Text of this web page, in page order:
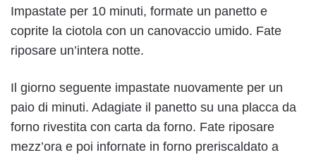
Impastate per 10 minuti, formate un panetto e
coprite la ciotola con un canovaccio umido. Fate
riposare un’intera notte.
Il giorno seguente impastate nuovamente per un
paio di minuti. Adagiate il panetto su una placca da
forno rivestita con carta da forno. Fate riposare
mezz’ora e poi infornate in forno preriscaldato a